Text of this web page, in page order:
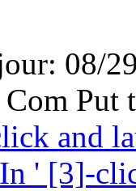
08/
Put
and
' [3]-